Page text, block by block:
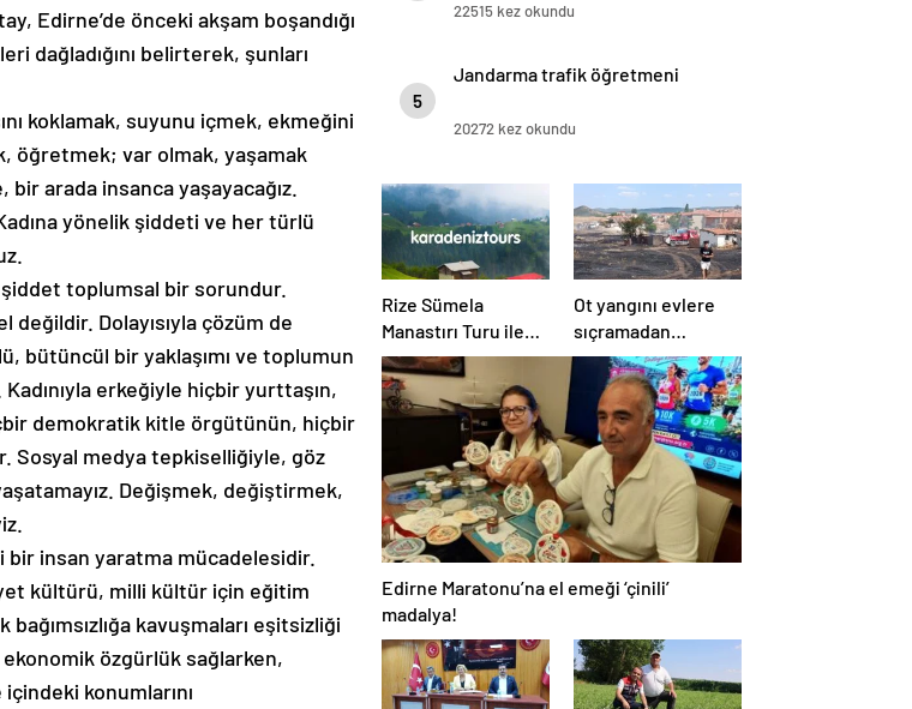
Edirne’de önceki akşam boşandığı
dağladığını belirterek, şunları
koklamak, suyunu içmek, ekmeğini
öğretmek; var olmak, yaşamak
bir arada insanca yaşayacağız.
yönelik şiddeti ve her türlü
şiddet toplumsal bir sorundur.
Dolayısıyla çözüm de
bütüncül bir yaklaşımı ve toplumun
erkeğiyle hiçbir yurttaşın,
demokratik kitle örgütünün, hiçbir
Sosyal medya tepkiselliğiyle, göz
Değişmek, değiştirmek,
bir insan yaratma mücadelesidir.
kültürü, milli kültür için eğitim
kavuşmaları eşitsizliği
ekonomik özgürlük sağlarken,
konumlarını
22515 kez okundu
5
Jandarma trafik öğretmeni
20272 kez okundu
Rize Sümela
Manastırı Turu ile
Tarih ve Doğayı Bir
Arada Keşfedin
Ot yangını evlere
sıçramadan
söndürüldü!
Edirne Maratonu’na el emeği ‘çinili’
madalya!